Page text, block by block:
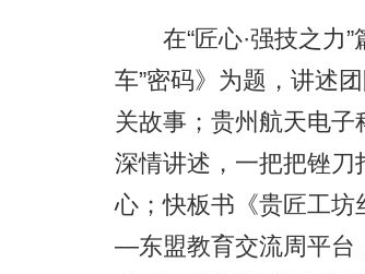
在“匠心·强技之力”
车”密码》为题，讲述
关故事；贵州航天电子
深情讲述，一把把锉
心；快板书《贵匠工坊
—东盟教育交流周平台